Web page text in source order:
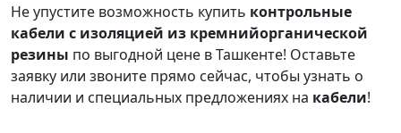
Не упустите возможность купить контрольные
кабели с изоляцией из кремнийорганической
резины по выгодной цене в Ташкенте! Оставьте
заявку или звоните прямо сейчас, чтобы узнать о
наличии и специальных предложениях на кабели!